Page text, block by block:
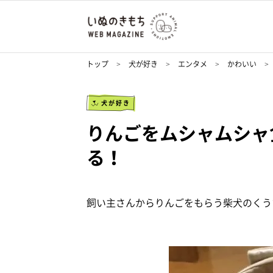
トップ 犬が好き エンタメ かわいい
犬が好き
りんごをムシャムシ
る！
飼い主さんからりんごをもらう柴犬のく